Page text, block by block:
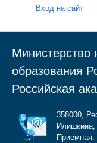
Вход на сайт
Министерство
образования
Российская
358000,
Приемная: